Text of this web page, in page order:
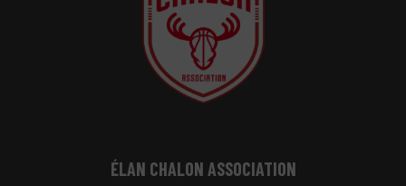
ÉLAN CHALON ASSOCIATION